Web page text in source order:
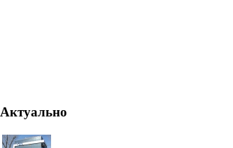
Актуально